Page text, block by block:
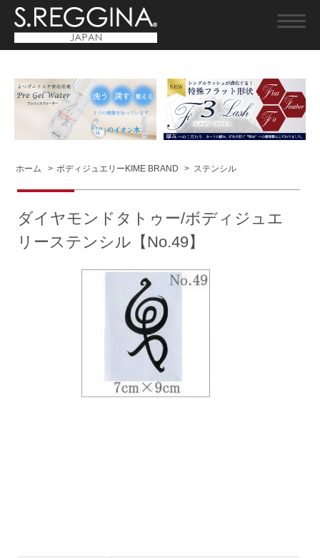
ホーム > ボディジュエリーKIME BRAND > ステンシル
ダイヤモンドタトゥー/ボディジュエ
リーステンシル【No.49】